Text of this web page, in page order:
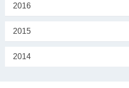
2016
2015
2014